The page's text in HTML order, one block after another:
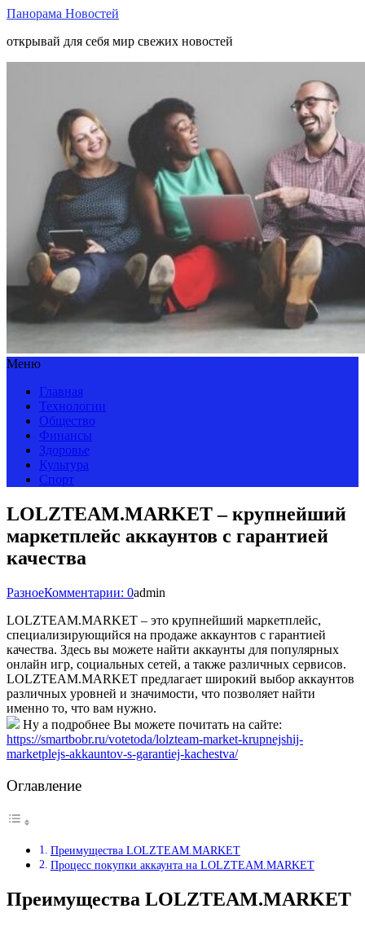
Панорама Новостей
открывай для себя мир свежих новостей
Меню
Главная
Технологии
Общество
Финансы
Здоровье
Культура
Спорт
LOLZTEAM.MARKET – крупнейший
маркетплейс аккаунтов с гарантией
качества
РазноеКомментарии: 0admin
LOLZTEAM.MARKET – это крупнейший маркетплейс,
специализирующийся на продаже аккаунтов с гарантией
качества. Здесь вы можете найти аккаунты для популярных
онлайн игр, социальных сетей, а также различных сервисов.
LOLZTEAM.MARKET предлагает широкий выбор аккаунтов
различных уровней и значимости, что позволяет найти
именно то, что вам нужно.
Ну а подробнее Вы можете почитать на сайте:
https://smartbobr.ru/votetoda/lolzteam-market-krupnejshij-
marketplejs-akkauntov-s-garantiej-kachestva/
Оглавление
Преимущества LOLZTEAM.MARKET
Процесс покупки аккаунта на LOLZTEAM.MARKET
Преимущества LOLZTEAM.MARKET